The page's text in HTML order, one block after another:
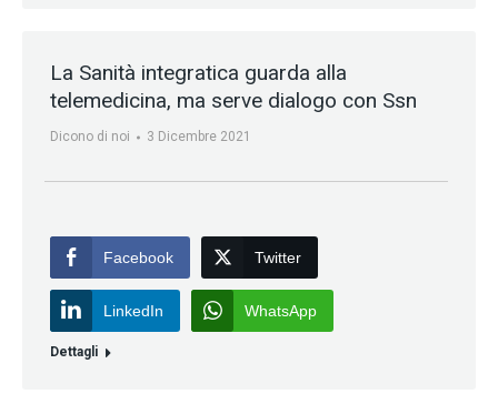
La Sanità integratica guarda alla
telemedicina, ma serve dialogo con Ssn
Dicono di noi 3 Dicembre 2021
Facebook Twitter
LinkedIn WhatsApp
Dettagli